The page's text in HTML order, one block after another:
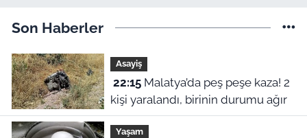
Son Haberler
Asayiş
22:15Malatya’da peş peşe kaza! 2
kişi yaralandı, birinin durumu ağır
Yaşam